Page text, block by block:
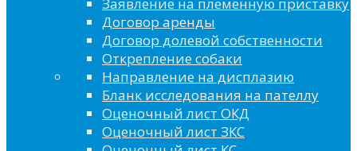
Договор аренды
Договор долевой собственности
Открепление собаки
Направление на дисплазию
Бланк исследования на пателлу
Оценочный лист ОКД
Оценочный лист ЗКС